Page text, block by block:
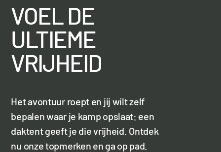
VOEL DE
ULTIEME
VRIJHEID
Het avontuur roept en jij wilt zelf
bepalen waar je kamp opslaat: een
daktent geeft je die vrijheid. Ontdek
nu onze topmerken en ga op pad.